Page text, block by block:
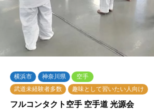
横浜市 神奈川県
空手
武道未経験者多数
趣味として習いたい人向け
フルコンタクト空手 空手道 光源会